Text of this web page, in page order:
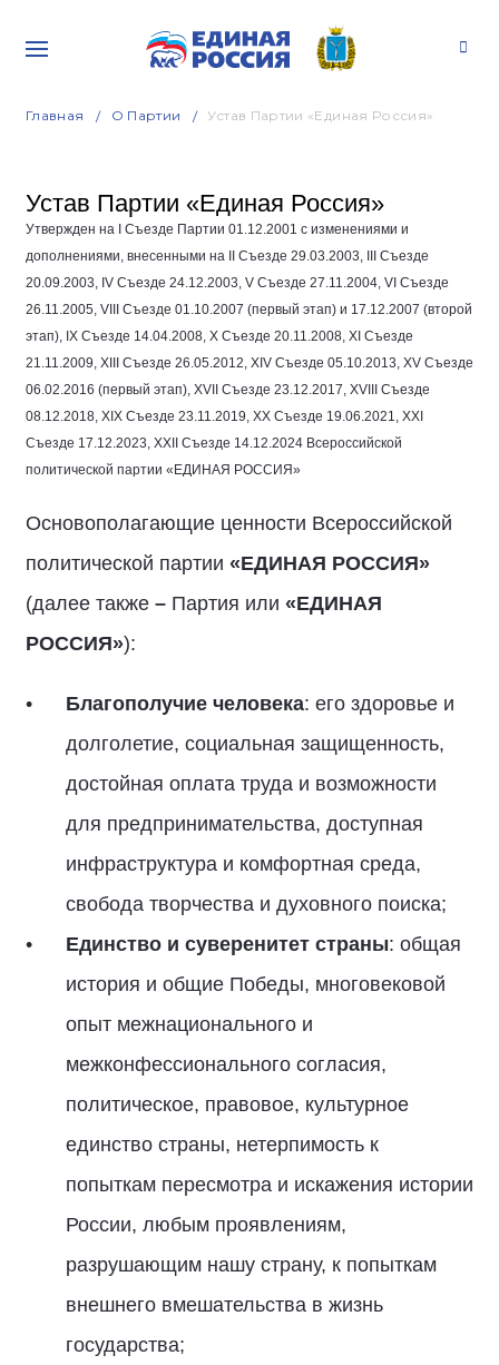
Главная О Партии Устав Партии «Единая Россия»
Устав Партии «Единая Россия»
Утвержден на I Съезде Партии 01.12.2001 с изменениями и
дополнениями, внесенными на II Съезде 29.03.2003, III Съезде
20.09.2003, IV Съезде 24.12.2003, V Съезде 27.11.2004, VI Съезде
26.11.2005, VIII Съезде 01.10.2007 (первый этап) и 17.12.2007 (второй
этап), IX Съезде 14.04.2008, Х Съезде 20.11.2008, ХI Съезде
21.11.2009, ХIII Съезде 26.05.2012, ХIV Съезде 05.10.2013, ХV Съезде
06.02.2016 (первый этап), XVII Съезде 23.12.2017, XVIII Съезде
08.12.2018, XIX Съезде 23.11.2019, XX Съезде 19.06.2021, XXI
Съезде 17.12.2023, XXII Съезде 14.12.2024 Всероссийской
политической партии «ЕДИНАЯ РОССИЯ»
Основополагающие ценности Всероссийской
политической партии «ЕДИНАЯ РОССИЯ»
(далее также – Партия или «ЕДИНАЯ
РОССИЯ»):
Благополучие человека: его здоровье и
долголетие, социальная защищенность,
достойная оплата труда и возможности
для предпринимательства, доступная
инфраструктура и комфортная среда,
свобода творчества и духовного поиска;
Единство и суверенитет страны: общая
история и общие Победы, многовековой
опыт межнационального и
межконфессионального согласия,
политическое, правовое, культурное
единство страны, нетерпимость к
попыткам пересмотра и искажения истории
России, любым проявлениям,
разрушающим нашу страну, к попыткам
внешнего вмешательства в жизнь
государства;